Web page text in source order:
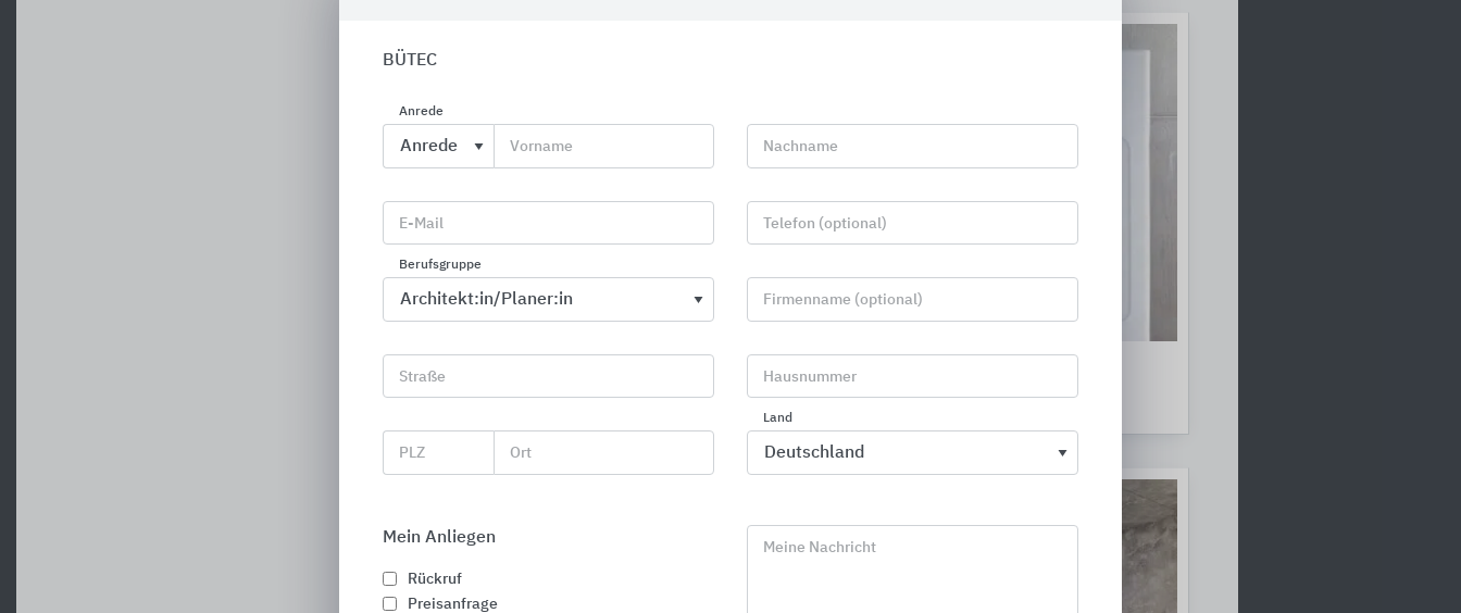
BÜTEC
Anrede
Vorname Nachname
E-Mail Telefon (optional)
Berufsgruppe
Firmenname (optional)
Straße Hausnummer
PLZ Ort
Land
Mein Anliegen
Rückruf
Preisanfrage
Meine Nachricht